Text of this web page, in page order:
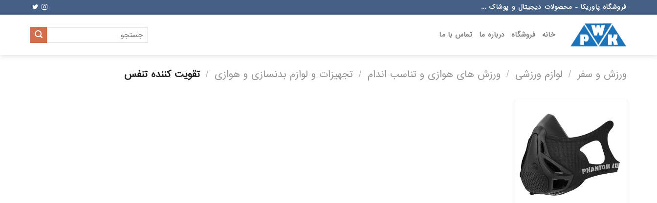
to
فروشگاه پاوریکا - محصولات دیجیتال و پوشاک ...
خانه فروشگاه درباره ما تماس با ما
جستجو
برای:
ورزش و سفر / لوازم ورزشی / ورزش های هوازی و تناسب اندام / تجهیزات و لوازم بدنسازی و هوازی / تقویت کننده تنفس